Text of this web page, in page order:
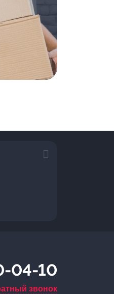
04-10
звонок